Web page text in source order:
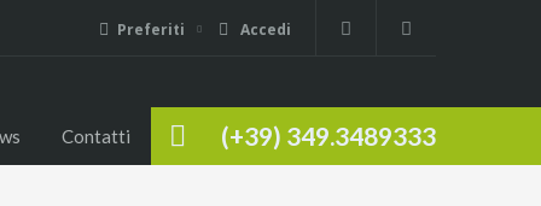
Preferiti Accedi
(+39) 349.3489333
Contatti